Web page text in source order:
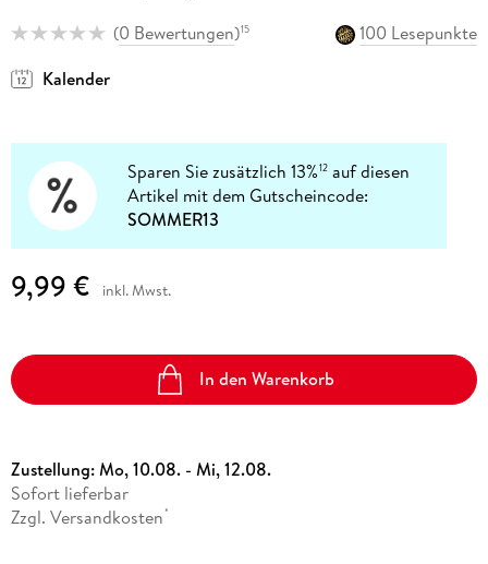
(0 Bewertungen)15
100 Lesepunkte
Kalender
Sparen Sie zusätzlich 13%12 auf diesen
Artikel mit dem Gutscheincode:
SOMMER13
9,99 € inkl. Mwst.
In den Warenkorb
Zustellung:Mo, 10.08. - Mi, 12.08.
Sofort lieferbar
Zzgl. Versandkosten *